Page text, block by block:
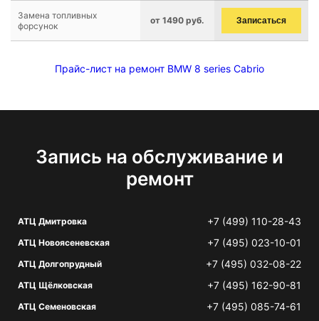
Замена топливных
форсунок
от 1490 руб. Записаться
Прайс-лист на ремонт BMW 8 series Cabrio
Запись на обслуживание и
ремонт
АТЦ Дмитровка +7 (499) 110-28-43
АТЦ Новоясеневская +7 (495) 023-10-01
АТЦ Долгопрудный +7 (495) 032-08-22
АТЦ Щёлковская +7 (495) 162-90-81
АТЦ Семеновская +7 (495) 085-74-61